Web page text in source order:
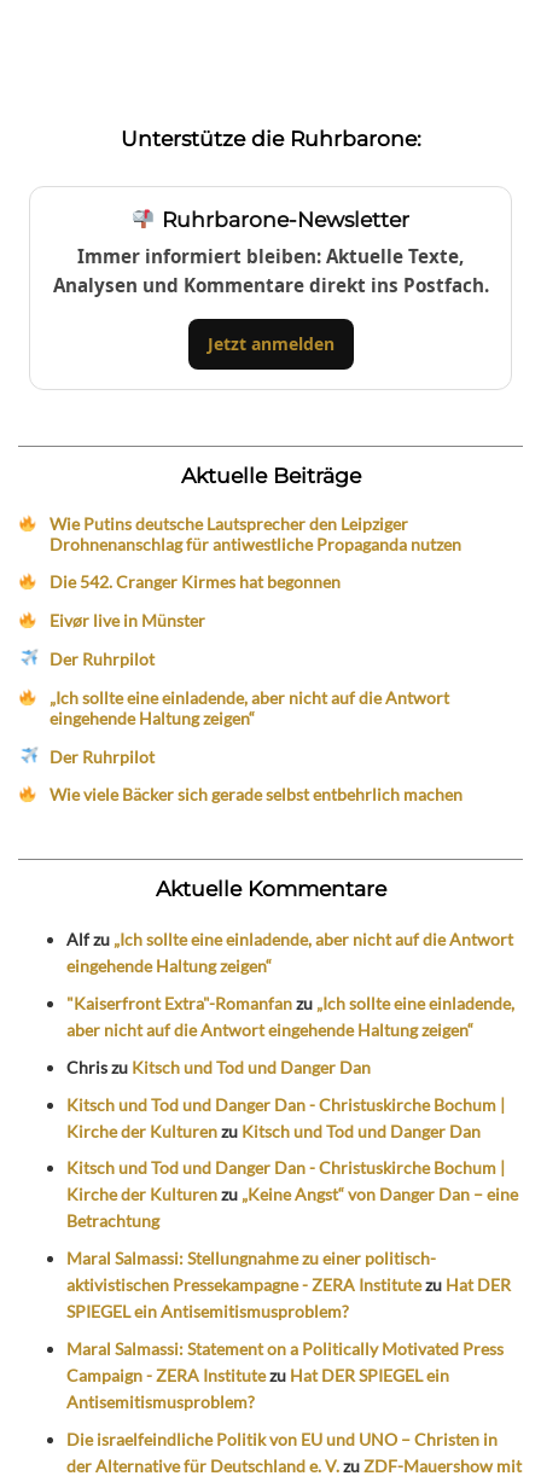
Unterstütze die Ruhrbarone:
Ruhrbarone-Newsletter
Immer informiert bleiben: Aktuelle Texte,
Analysen und Kommentare direkt ins Postfach.
Jetzt anmelden
Aktuelle Beiträge
Wie Putins deutsche Lautsprecher den Leipziger
Drohnenanschlag für antiwestliche Propaganda nutzen
Die 542. Cranger Kirmes hat begonnen
Eivør live in Münster
Der Ruhrpilot
„Ich sollte eine einladende, aber nicht auf die Antwort
eingehende Haltung zeigen“
Der Ruhrpilot
Wie viele Bäcker sich gerade selbst entbehrlich machen
Aktuelle Kommentare
Alfzu „Ich sollte eine einladende, aber nicht auf die Antwort
eingehende Haltung zeigen“
"Kaiserfront Extra"-Romanfanzu „Ich sollte eine einladende,
aber nicht auf die Antwort eingehende Haltung zeigen“
Chriszu Kitsch und Tod und Danger Dan
Kitsch und Tod und Danger Dan - Christuskirche Bochum |
Kirche der Kulturenzu Kitsch und Tod und Danger Dan
Kitsch und Tod und Danger Dan - Christuskirche Bochum |
Kirche der Kulturenzu „Keine Angst“ von Danger Dan – eine
Betrachtung
Maral Salmassi: Stellungnahme zu einer politisch-
aktivistischen Pressekampagne - ZERA Institutezu Hat DER
SPIEGEL ein Antisemitismusproblem?
Maral Salmassi: Statement on a Politically Motivated Press
Campaign - ZERA Institutezu Hat DER SPIEGEL ein
Antisemitismusproblem?
Die israelfeindliche Politik von EU und UNO – Christen in
der Alternative für Deutschland e. V.zuZDF-Mauershow mit